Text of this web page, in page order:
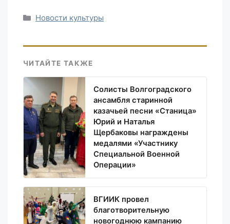
Рубрики
Новости культуры
ЧИТАЙТЕ ТАКЖЕ
Солисты Волгоградского
ансамбля старинной
казачьей песни «Станица»
Юрий и Наталья
Щербаковы награждены
медалями «Участнику
Специальной Военной
Операции»
ВГИИК провел
благотворительную
новогоднюю кампанию